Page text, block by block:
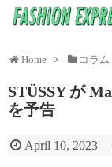
Home コラム
STÜSSY が
を予告
April 10, 2023